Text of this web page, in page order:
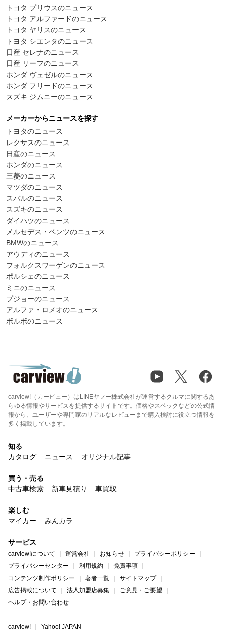
トヨタ プリウスのニュース
トヨタ アルファードのニュース
トヨタ ヤリスのニュース
トヨタ シエンタのニュース
日産 セレナのニュース
日産 リーフのニュース
ホンダ ヴェゼルのニュース
ホンダ フリードのニュース
スズキ ジムニーのニュース
メーカーからニュースを探す
トヨタのニュース
レクサスのニュース
日産のニュース
ホンダのニュース
三菱のニュース
マツダのニュース
スバルのニュース
スズキのニュース
ダイハツのニュース
メルセデス・ベンツのニュース
BMWのニュース
アウディのニュース
フォルクスワーゲンのニュース
ポルシェのニュース
ミニのニュース
プジョーのニュース
アルファ・ロメオのニュース
ボルボのニュース
carview!（カービュー）はLINEヤフー株式会社が運営するクルマに関するあ
らゆる情報やサービスを提供するサイトです。価格やスペックなどの公式情
報から、ユーザーや専門家のリアルなレビューまで購入検討に役立つ情報を
多く掲載しています。
知る
カタログ
ニュース オリジナル記事
買う・売る
中古車検索
新車見積り 車買取
楽しむ
マイカー
みんカラ
サービス
carview!について 運営会社 お知らせ
プライバシーポリシー
プライバシーセンター
利用規約
免責事項
コンテンツ制作ポリシー
著者一覧
サイトマップ
広告掲載について
法人加盟店募集
ご意見・ご要望
ヘルプ・お問い合わせ
carview! Yahoo! JAPAN